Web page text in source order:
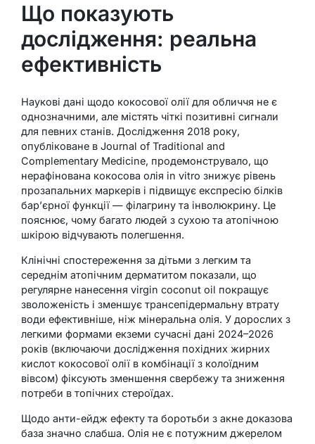
Що показують
дослідження: реальна
ефективність
Наукові дані щодо кокосової олії для обличчя не є
однозначними, але містять чіткі позитивні сигнали
для певних станів. Дослідження 2018 року,
опубліковане в Journal of Traditional and
Complementary Medicine, продемонструвало, що
нерафінована кокосова олія in vitro знижує рівень
прозапальних маркерів і підвищує експресію білків
бар’єрної функції — філагрину та інволюкрину. Це
пояснює, чому багато людей з сухою та атопічною
шкірою відчувають полегшення.
Клінічні спостереження за дітьми з легким та
середнім атопічним дерматитом показали, що
регулярне нанесення virgin coconut oil покращує
зволоженість і зменшує трансепідермальну втрату
води ефективніше, ніж мінеральна олія. У дорослих з
легкими формами екземи сучасні дані 2024–2026
років (включаючи дослідження похідних жирних
кислот кокосової олії в комбінації з колоїдним
вівсом) фіксують зменшення свербежу та зниження
потреби в топічних стероїдах.
Щодо анти-ейдж ефекту та боротьби з акне доказова
база значно слабша. Олія не є потужним джерелом